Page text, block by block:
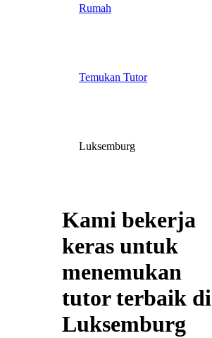
Rumah
Temukan Tutor
Luksemburg
Kami bekerja
keras untuk
menemukan
tutor terbaik di
Luksemburg